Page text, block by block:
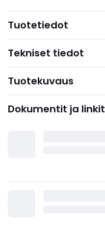
Tuotetiedot
Tekniset tiedot
Tuotekuvaus
Dokumentit ja linkit